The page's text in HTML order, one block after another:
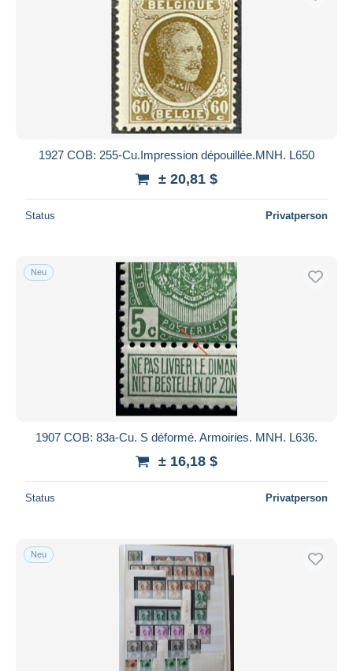
Übernehmen
1927 COB: 255-Cu.Impression dépouillée.MNH. L650
± 20,81 $
Status Privatperson
Neu
1907 COB: 83a-Cu. S déformé. Armoiries. MNH. L636.
± 16,18 $
Status Privatperson
Neu